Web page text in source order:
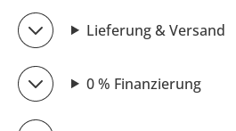
Lieferung & Versand
0 % Finanzierung